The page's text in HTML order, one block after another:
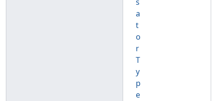
a
t
o
r
T
y
p
e